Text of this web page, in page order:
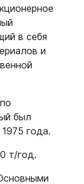
в себя
и
был
года.
т/год.